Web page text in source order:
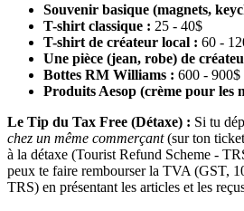
Souvenir basique (magnets,
T-shirt classique : 25 - 40$
T-shirt de créateur local : 60 -
Une pièce (jean, robe) de
Bottes RM Williams : 600 - 900$
Produits Aesop (crème pour les
Le Tip du Tax Free (Détaxe) : Si tu
chez un même commerçant(sur ton
à la détaxe (Tourist Refund Scheme -
peux te faire rembourser la TVA (GST,
TRS) en présentant les articles et les